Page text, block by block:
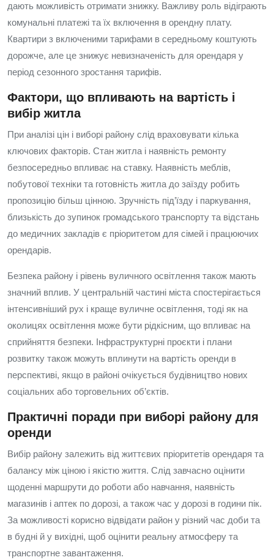
дають можливість отримати знижку. Важливу роль відіграють
комунальні платежі та їх включення в орендну плату.
Квартири з включеними тарифами в середньому коштують
дорожче, але це знижує невизначеність для орендаря у
період сезонного зростання тарифів.
Фактори, що впливають на вартість і
вибір житла
При аналізі цін і виборі району слід враховувати кілька
ключових факторів. Стан житла і наявність ремонту
безпосередньо впливає на ставку. Наявність меблів,
побутової техніки та готовність житла до заїзду робить
пропозицію більш цінною. Зручність під’їзду і паркування,
близькість до зупинок громадського транспорту та відстань
до медичних закладів є пріоритетом для сімей і працюючих
орендарів.
Безпека району і рівень вуличного освітлення також мають
значний вплив. У центральній частині міста спостерігається
інтенсивніший рух і краще вуличне освітлення, тоді як на
околицях освітлення може бути рідкісним, що впливає на
сприйняття безпеки. Інфраструктурні проєкти і плани
розвитку також можуть вплинути на вартість оренди в
перспективі, якщо в районі очікується будівництво нових
соціальних або торговельних об’єктів.
Практичні поради при виборі району для
оренди
Вибір району залежить від життєвих пріоритетів орендаря та
балансу між ціною і якістю життя. Слід завчасно оцінити
щоденні маршрути до роботи або навчання, наявність
магазинів і аптек по дорозі, а також час у дорозі в години пік.
За можливості корисно відвідати район у різний час доби та
в будні й у вихідні, щоб оцінити реальну атмосферу та
транспортне завантаження.